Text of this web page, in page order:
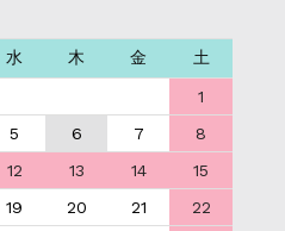
水 木 金 土
1
5 6 7
8
12 13 14
15
19 20 21
22